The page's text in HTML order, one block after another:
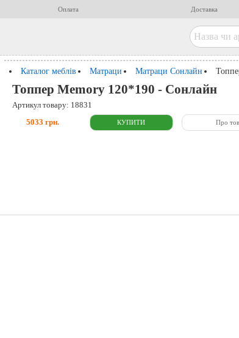
Оплата Доставка
Каталог меблів Матраци Матраци Сонлайн
Топпер Memory 120*190 - Сонлайн
Артикул товару: 18831
5033 грн. Про